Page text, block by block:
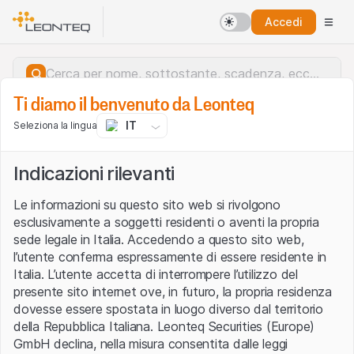
Accedi
Errore del server.
Ti diamo il benvenuto da Leonteq
Seleziona la lingua IT
Indicazioni rilevanti
Le informazioni su questo sito web si rivolgono
esclusivamente a soggetti residenti o aventi la propria
sede legale in Italia. Accedendo a questo sito web,
l’utente conferma espressamente di essere residente in
Italia. L’utente accetta di interrompere l’utilizzo del
presente sito internet ove, in futuro, la propria residenza
dovesse essere spostata in luogo diverso dal territorio
della Repubblica Italiana. Leonteq Securities (Europe)
GmbH declina, nella misura consentita dalle leggi